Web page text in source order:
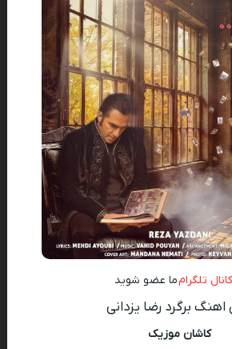
کانال تلگرامما عضو شوید
برگرد رضا یزدانی
کاشان موزیک